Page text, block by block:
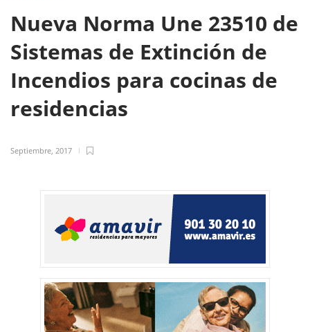
Nueva Norma Une 23510 de
Sistemas de Extinción de
Incendios para cocinas de
residencias
Septiembre, 2017